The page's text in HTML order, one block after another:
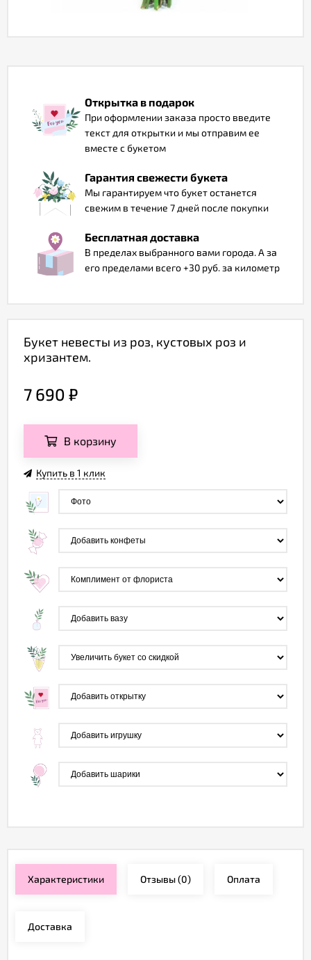
Открытка в подарок
При оформлении заказа просто введите
текст для открытки и мы отправим ее
вместе с букетом
Гарантия свежести букета
Мы гарантируем что букет останется
свежим в течение 7 дней после покупки
Бесплатная доставка
В пределах выбранного вами города. А за
его пределами всего +30 руб. за километр
Букет невесты из роз, кустовых роз и
хризантем.
7 690 ₽
В корзину
Купить в 1 клик
Характеристики Отзывы(0) Оплата
Доставка